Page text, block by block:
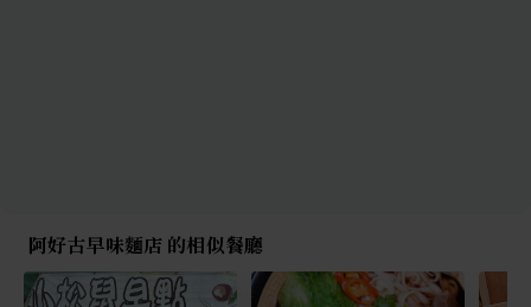
阿好古早味麵店 的相似餐廳